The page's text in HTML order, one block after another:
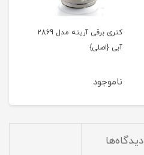
کتری برقی آریته مدل 2869
آبی {اصلی}
ناموجود
دیدگاه‌ها